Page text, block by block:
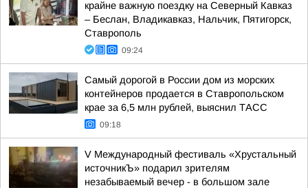
крайне важную поездку на Северный Кавказ
– Беслан, Владикавказ, Нальчик, Пятигорск,
Ставрополь
09:24
Самый дорогой в России дом из морских
контейнеров продается в Ставропольском
крае за 6,5 млн рублей, выяснил ТАСС
09:18
V Международный фестиваль «Хрустальный
источникЪ» подарил зрителям
незабываемый вечер - в большом зале